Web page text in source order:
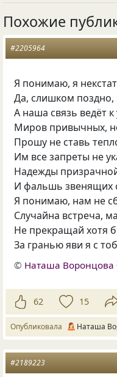
Похожие
#2205964
Я понимаю, я
Да, слишком поздно,
А наша связь ведёт к
Миров привычных,
Прошу не ставь
Им все запреты не
Надежды
И фальшь звенящих
Я понимаю, нам не
Случайна встреча,
Не прекращай хотя
За гранью яви я с
© Наташа Воронцова
62 15
Опубликовала Наташа
#2189223